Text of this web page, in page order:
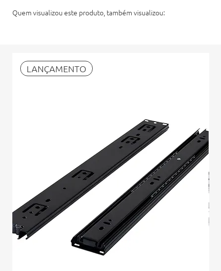
Quem visualizou este produto, também visualizou:
LANÇAMENTO